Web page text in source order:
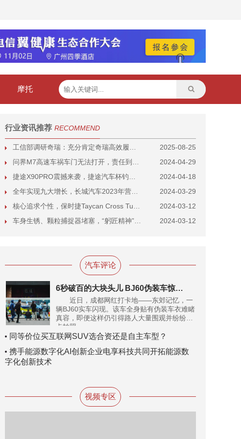
摩托
行业资讯推荐 RECOMMEND
2025-08-25
2024-04-29
2024-04-18
全年实现九大增长，长城汽车2023年营收1732亿元创历史新高
2024-03-29
2024-03-12
2024-03-12
汽车评论
6秒破百的大块头儿 BJ60伪装车惊现成都街头 再曝四大猛料
近日，成都网红打卡地——东郊记忆，一
辆BJ60实车闪现。该车全身贴有伪装车衣难睹
真容，即便这样仍引得路人大量围观并纷纷打
卡拍照。
同等价位买互联网SUV选合资还是自主车型？
携手能源数字化AI创新企业电享科技共同开拓能源数
字化创新技术
视频专区